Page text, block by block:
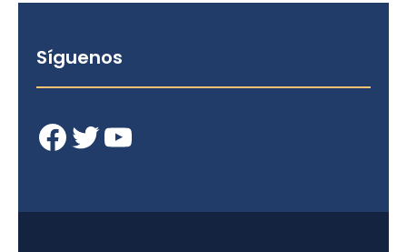
Síguenos
Facebook Twitter YouTube